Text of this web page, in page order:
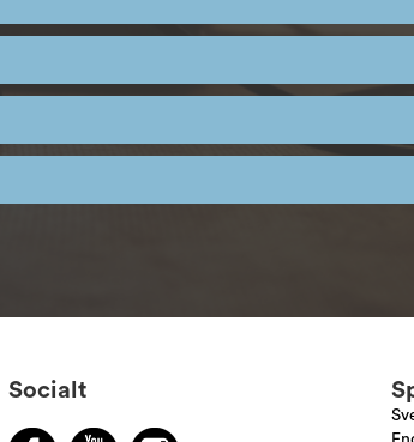
Socialt